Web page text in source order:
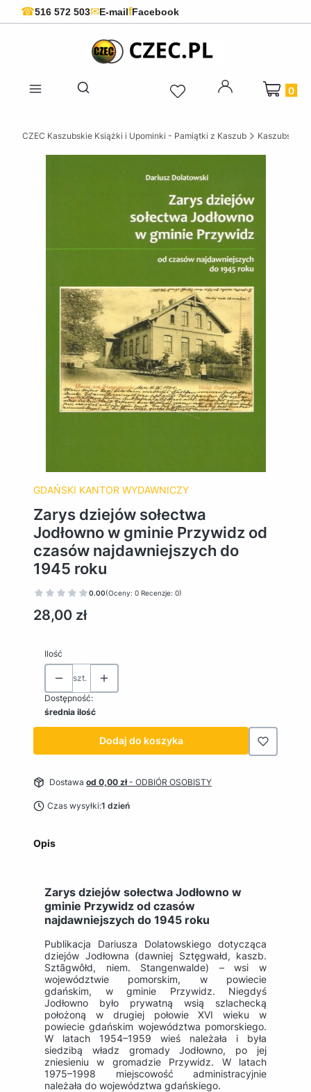
☎516 572 503✉E-mailfFacebook
Otwórz wyszukiwarkę
Produkty
CZEC Kaszubskie Książki i Upominki - Pamiątki z Kaszub Kaszubskie
GDAŃSKI KANTOR WYDAWNICZY
Zarys dziejów sołectwa
Jodłowno w gminie Przywidz od
czasów najdawniejszych do
1945 roku
0.00(Oceny: 0 Recenzje: 0)
Cena
28,00 zł
Ilość
szt.
Dostępność:
średnia ilość
Dodaj do koszyka
Dostawa od 0,00 zł- ODBIÓR OSOBISTY
Czas wysyłki:1 dzień
Opis
Zarys dziejów sołectwa Jodłowno w
gminie Przywidz od czasów
najdawniejszych do 1945 roku
Publikacja Dariusza Dolatowskiego dotycząca
dziejów Jodłowna (dawniej Sztęgwałd, kaszb.
Sztãgwôłd, niem. Stangenwalde) – wsi w
województwie pomorskim, w powiecie
gdańskim, w gminie Przywidz. Niegdyś
Jodłowno było prywatną wsią szlachecką
położoną w drugiej połowie XVI wieku w
powiecie gdańskim województwa pomorskiego.
W latach 1954–1959 wieś należała i była
siedzibą władz gromady Jodłowno, po jej
zniesieniu w gromadzie Przywidz. W latach
1975–1998 miejscowość administracyjnie
należała do województwa gdańskiego.